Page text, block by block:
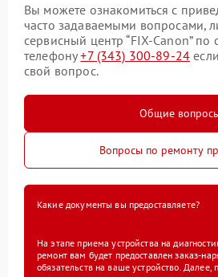
Вы можете ознакомиться с
часто задаваемыми вопросами,
сервисный центр “FIX-Canon”
телефону+7 (343) 300-89-24
свой вопрос.
Общие
Вопросы по ремонту
Какие документы вы предоставляете?
На этапе приема устройства на
ремонт вам будет предоставлен заказ-
обязательств на ваше устройство. Далее,